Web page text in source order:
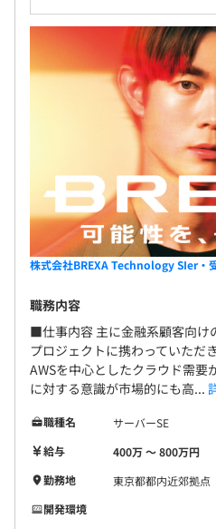
株式会社BREXA Technology SIer・
職務内容
■仕事内容 主に金融系顧客向け
プロジェクトに携わっていただ
AWSを中心としたクラウド需要
に対する意識が市場的にも高...
職種名
サーバーSE
給与
400万 〜 800万円
勤務地
東京都都内近郊拠点
開発環境